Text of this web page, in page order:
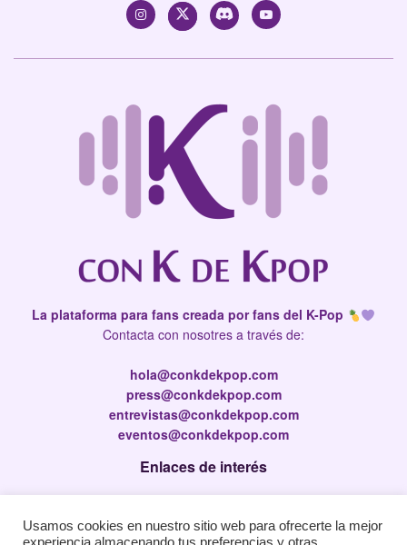
La plataforma para fans creada por fans del K-Pop
Contacta con nosotres a través de:
hola@conkdekpop.com
press@conkdekpop.com
entrevistas@conkdekpop.com
eventos@conkdekpop.com
Enlaces de interés
Política de privacidad
Usamos cookies en nuestro sitio web para ofrecerte la mejor